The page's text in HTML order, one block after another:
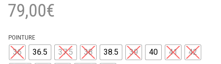
79,00€
POINTURE
36 36.5 37.5 38 38.5 39 40 41
42